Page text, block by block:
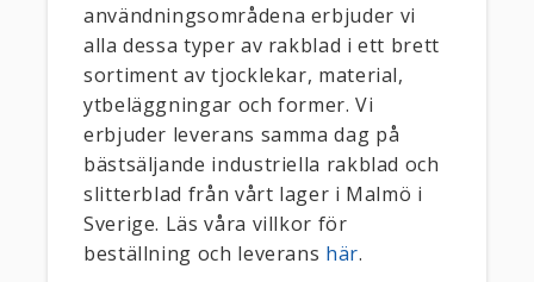
användningsområdena erbjuder vi
alla dessa typer av rakblad i ett brett
sortiment av tjocklekar, material,
ytbeläggningar och former. Vi
erbjuder leverans samma dag på
bästsäljande industriella rakblad och
slitterblad från vårt lager i Malmö i
Sverige. Läs våra villkor för
beställning och leverans här.